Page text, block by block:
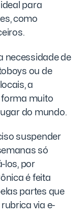
para
como
necessidade de
ou de
a
forma muito
do mundo.
suspender
só
los, por
é feita
partes que
via e-